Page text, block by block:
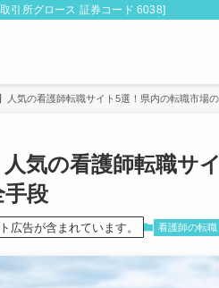
引所グロース 証券コード 6038]
人気の看護師転職サイト5選！県内の転職市場
人気の看護師転職サ
手段
広告が含まれています。 看護師の転職